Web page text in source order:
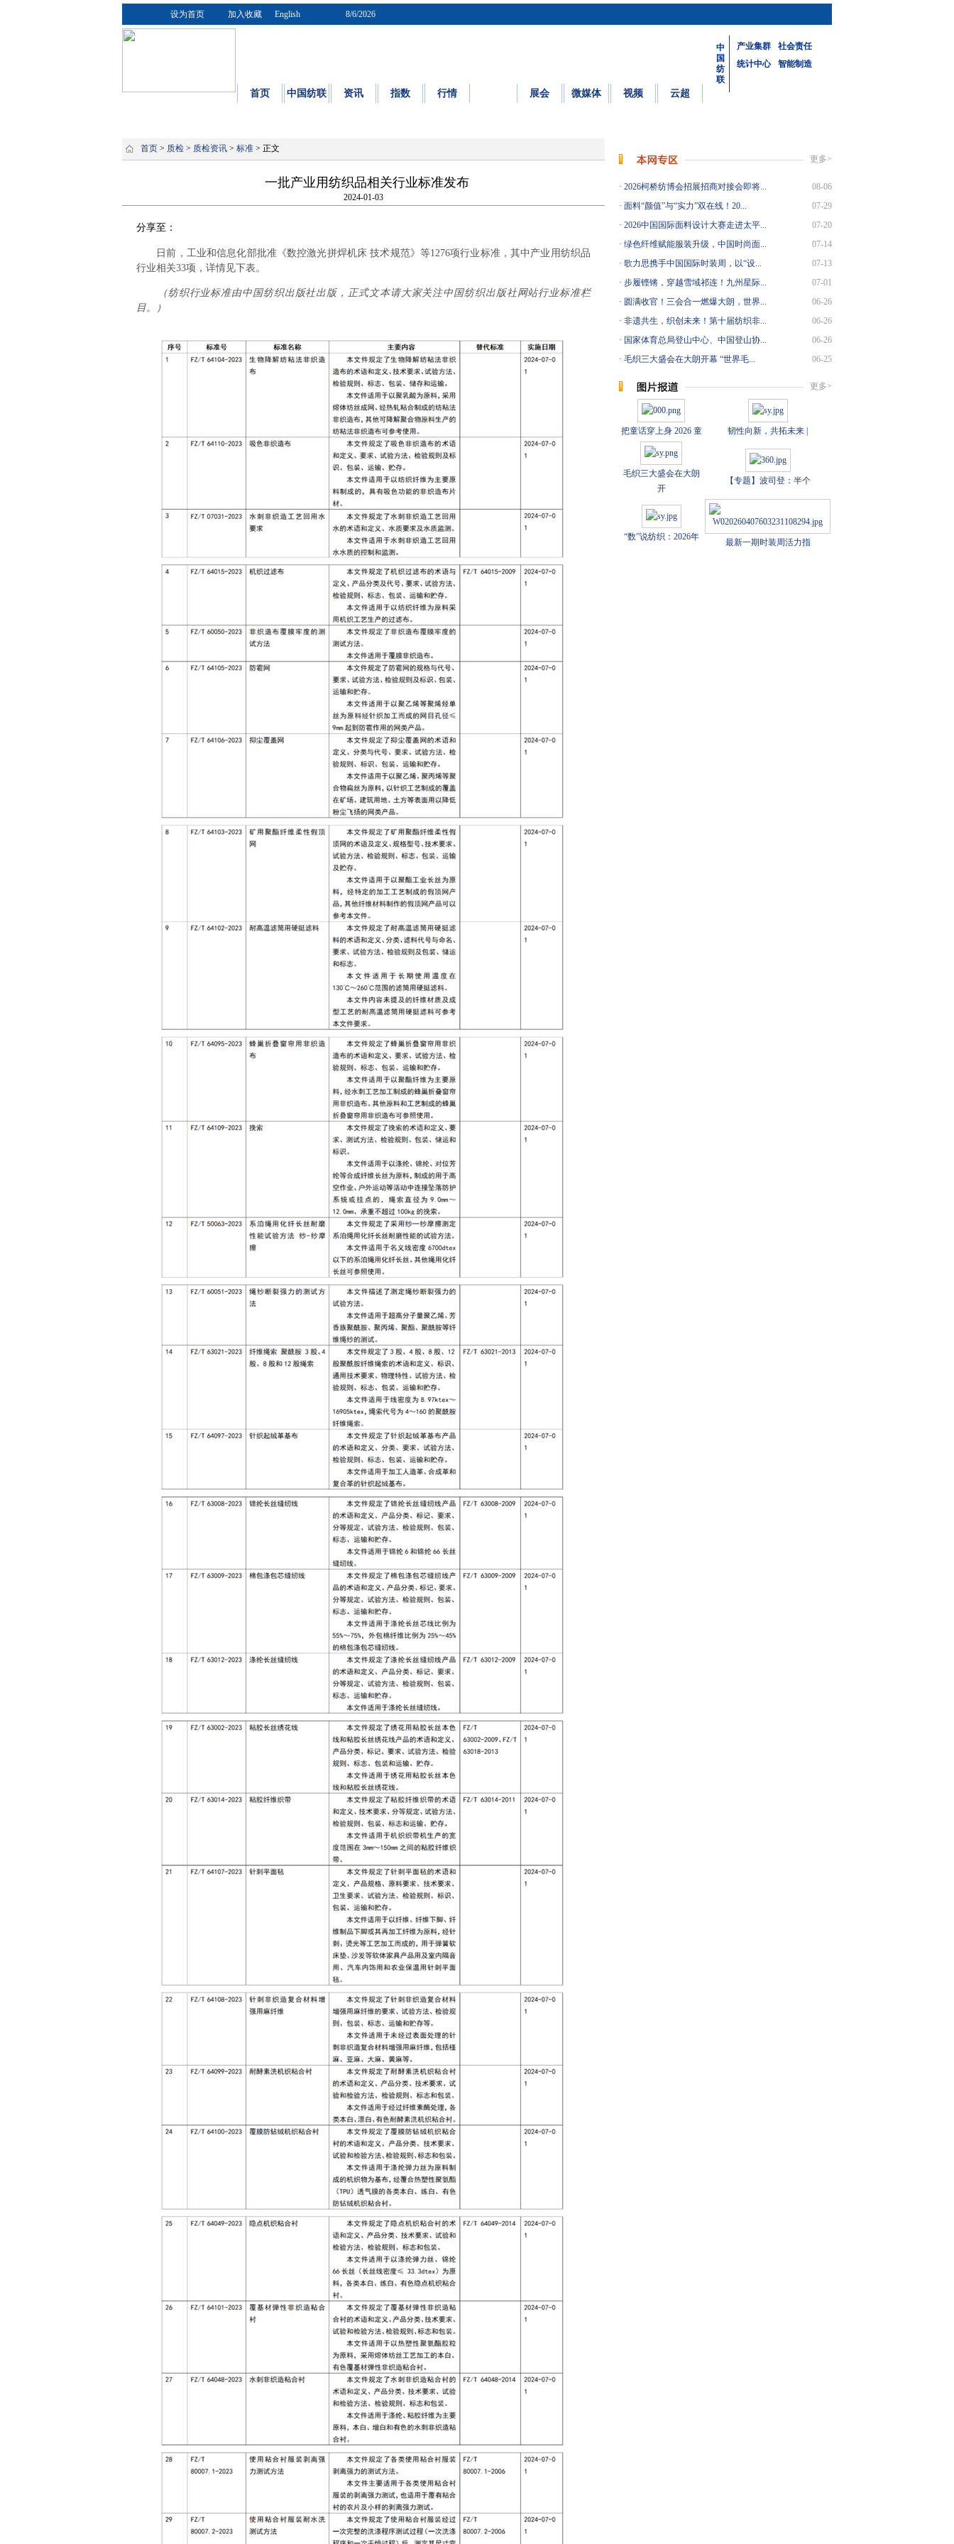
设为首页 加入收藏 English 8/6/2026
首页 中国纺联 资讯 指数 行情 展会 微媒体 视频 云超
中
国
纺
联
产业集群
社会责任
统计中心
智能制造
首页 > 质检 > 质检资讯 > 标准 > 正文
一批产业用纺织品相关行业标准发布
2024-01-03
分享至：
日前，工业和信息化部批准《数控激光拼焊机床 技术规范》等1276项行业标准，其中产业用纺织品
行业相关33项，详情见下表。
（纺织行业标准由中国纺织出版社出版，正式文本请大家关注中国纺织出版社网站行业标准栏
目。）
更多>
08-06
· 2026柯桥纺博会招展招商对接会即将...
07-29
· 面料“颜值”与“实力”双在线！20...
07-20
· 2026中国国际面料设计大赛走进太平...
07-14
· 绿色纤维赋能服装升级，中国时尚面...
07-13
· 歌力思携手中国国际时装周，以“设...
07-01
· 步履铿锵，穿越雪域祁连！九州星际...
06-26
· 圆满收官！三会合一燃爆大朗，世界...
06-26
· 非遗共生，织创未来！第十届纺织非...
06-26
· 国家体育总局登山中心、中国登山协...
06-25
· 毛织三大盛会在大朗开幕 “世界毛...
更多>
把童话穿上身 2026 童 韧性向新，共拓未来 |
毛织三大盛会在大朗
开
【专题】波司登：半个
“数”说纺织：2026年
最新一期时装周活力指